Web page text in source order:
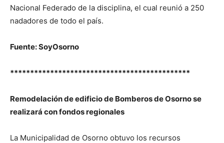
Nacional Federado de la disciplina, el cual reunió a 250
nadadores de todo el país.
Fuente: SoyOsorno
*********************************************
Remodelación de edificio de Bomberos de Osorno se
realizará con fondos regionales
La Municipalidad de Osorno obtuvo los recursos